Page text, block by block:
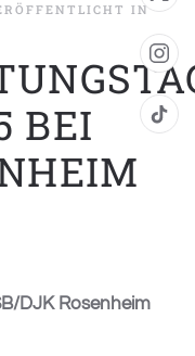
IN
BEI
DJK Rosenheim